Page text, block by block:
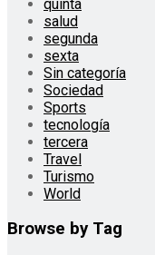
quinta
salud
segunda
sexta
Sin categoría
Sociedad
Sports
tecnología
tercera
Travel
Turismo
World
Browse by Tag